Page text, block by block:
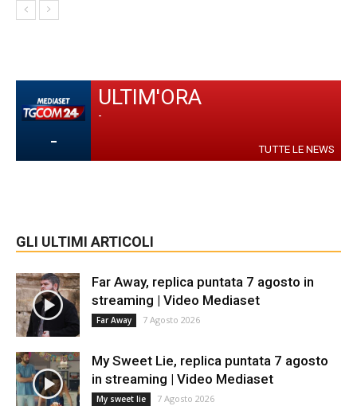
-
ULTIM'ORA
-
TUTTE LE NEWS
GLI ULTIMI ARTICOLI
Far Away, replica puntata 7 agosto in
streaming | Video Mediaset
Far Away 7 Agosto 2026
My Sweet Lie, replica puntata 7 agosto
in streaming | Video Mediaset
My sweet lie 7 Agosto 2026